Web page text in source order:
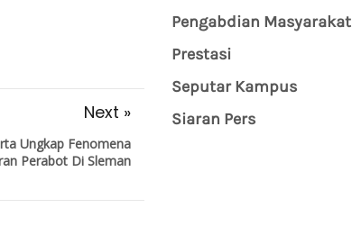
Next »
Ungkap Fenomena
Perabot Di Sleman
Pengabdian Masyarakat
Prestasi
Seputar Kampus
Siaran Pers